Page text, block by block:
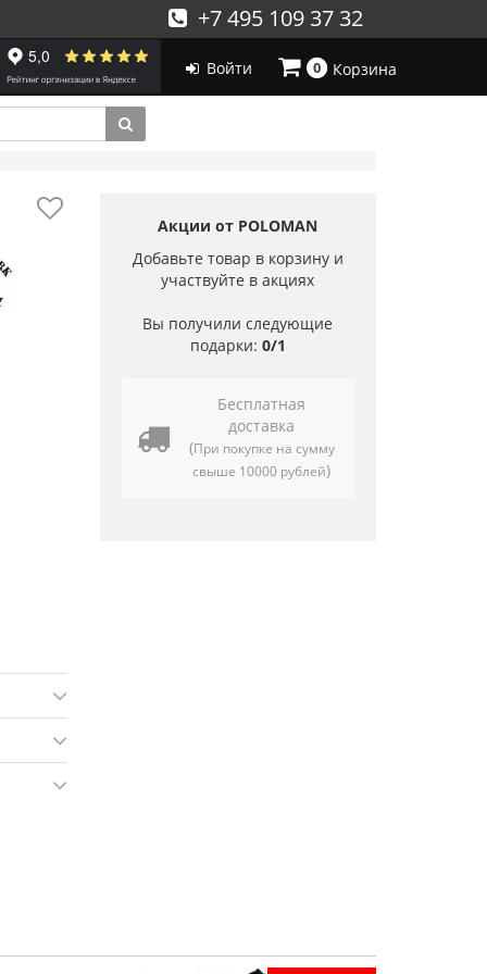
+7 495 109 37 32
Войти 0 Корзина
Акции от POLOMAN
Добавьте товар в корзину и
участвуйте в акциях
Вы получили следующие
подарки: 0/1
Бесплатная
доставка
(При покупке на сумму
свыше 10000 рублей)